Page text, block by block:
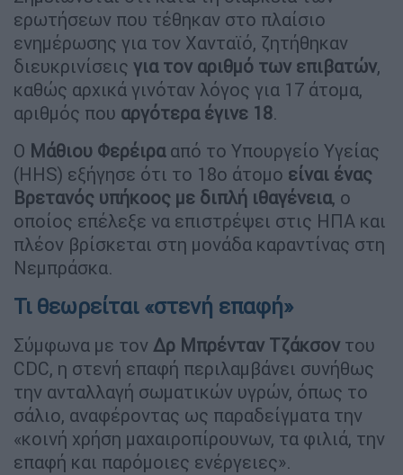
ερωτήσεων που τέθηκαν στο πλαίσιο
ενημέρωσης για τον Χανταϊό, ζητήθηκαν
διευκρινίσεις για τον αριθμό των επιβατών,
καθώς αρχικά γινόταν λόγος για 17 άτομα,
αριθμός που αργότερα έγινε 18.
Ο Μάθιου Φερέιρααπό το Υπουργείο Υγείας
(HHS) εξήγησε ότι το 18ο άτομο είναι ένας
Βρετανός υπήκοος με διπλή ιθαγένεια, ο
οποίος επέλεξε να επιστρέψει στις ΗΠΑ και
πλέον βρίσκεται στη μονάδα καραντίνας στη
Νεμπράσκα.
Τι θεωρείται «στενή επαφή»
Σύμφωνα με τον Δρ Μπρένταν Τζάκσον του
CDC, η στενή επαφή περιλαμβάνει συνήθως
την ανταλλαγή σωματικών υγρών, όπως το
σάλιο, αναφέροντας ως παραδείγματα την
«κοινή χρήση μαχαιροπίρουνων, τα φιλιά, την
επαφή και παρόμοιες ενέργειες».